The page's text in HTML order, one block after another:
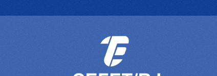
para